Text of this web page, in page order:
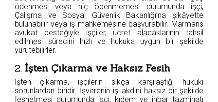
ödenmesi veya hiç ödenmemesi durumunda işçi,
Çalışma ve Sosyal Güvenlik Bakanlığı’na şikâyette
bulunabilir veya iş mahkemesine başvurabilir. Marmaris
avukat desteğiyle işçiler, ücret alacaklarının tahsil
edilmesi sürecini hızlı ve hukuka uygun bir şekilde
yürütebilirler.
2. İşten Çıkarma ve Haksız Fesih
İşten çıkarma, işçilerin sıkça karşılaştığı hukuki
sorunlardan biridir. İşverenin iş akdini haksız bir şekilde
feshetmesi durumunda işçi, kıdem ve ihbar tazminatı